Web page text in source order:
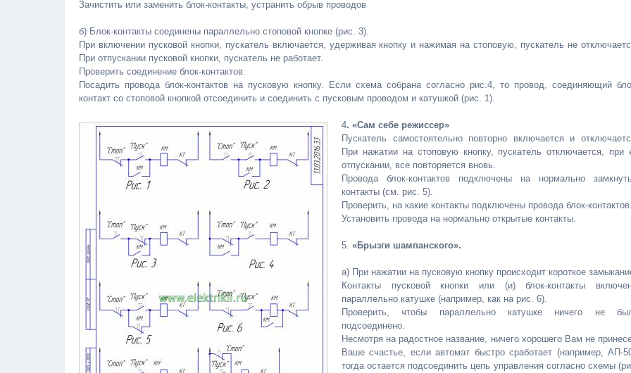
Зачистить или заменить блок-контакты, устранить обрыв проводов
б) Блок-контакты соединены параллельно стоповой кнопке (рис. 3).
При включении пусковой кнопки, пускатель включается, удерживая кнопку и нажимая на стоповую, пускатель не
При отпускании пусковой кнопки, пускатель не работает.
Проверить соединение блок-контактов.
Посадить провода блок-контактов на пусковую кнопку. Если схема собрана согласно рис.4, то провод, соединяющий
контакт со стоповой кнопкой отсоединить и соединить с пусковым проводом и катушкой (рис. 1).
4. «Сам себе режиссер»
Пускатель самостоятельно повторно включается и
При нажатии на стоповую кнопку, пускатель отключается, при
отпускании, все повторяется вновь.
Провода блок-контактов подключены на нормально
контакты (см. рис. 5).
Проверить, на какие контакты подключены провода блок-контактов.
Установить провода на нормально открытые контакты.
5. «Брызги шампанского».
а) При нажатии на пусковую кнопку происходит короткое
Контакты пусковой кнопки или (и) блок-контакты
параллельно катушке (например, как на рис. 6).
Проверить, чтобы параллельно катушке ничего не
подсоединено.
Несмотря на радостное название, ничего хорошего Вам не
Ваше счастье, если автомат быстро сработает (например, АП-
тогда остается подсоединить цепь управления согласно схемы